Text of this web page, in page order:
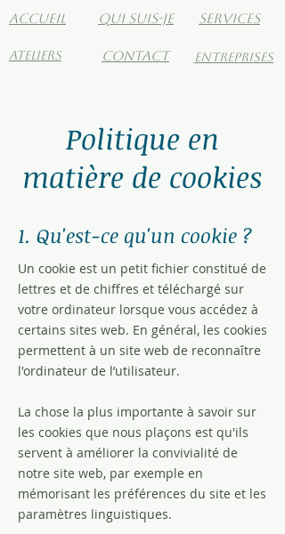
Entreprises
contact
ateliers
ACCueil Qui suis-je services
Politique en
matière de cookies
1. Qu'est-ce qu'un cookie ?
Un cookie est un petit fichier constitué de
lettres et de chiffres et téléchargé sur
votre ordinateur lorsque vous accédez à
certains sites web. En général, les cookies
permettent à un site web de reconnaître
l'ordinateur de l’utilisateur.
La chose la plus importante à savoir sur
les cookies que nous plaçons est qu'ils
servent à améliorer la convivialité de
notre site web, par exemple en
mémorisant les préférences du site et les
paramètres linguistiques.